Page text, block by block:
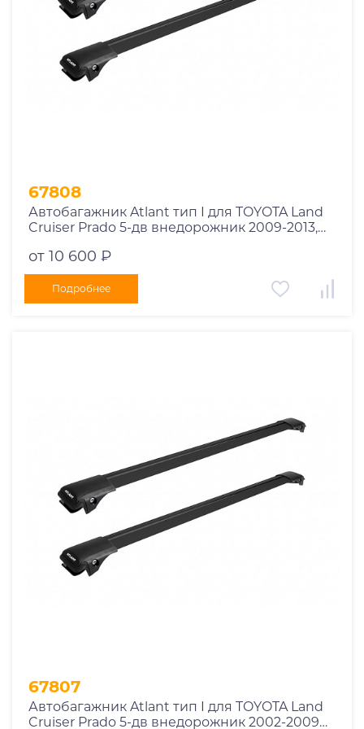
67808
Автобагажник Atlant тип I для TOYOTA Land
Cruiser Prado 5-дв внедорожник 2009-2013,
черные дуги 910/910 мм 10002+11115+11115
от 10 600 ₽
Подробнее
67807
Автобагажник Atlant тип I для TOYOTA Land
Cruiser Prado 5-дв внедорожник 2002-2009